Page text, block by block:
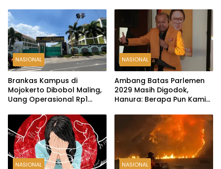
NASIONAL
Brankas Kampus di
Mojokerto Dibobol Maling,
Uang Operasional Rp1
NASIONAL
Ambang Batas Parlemen
2029 Masih Digodok,
Hanura: Berapa Pun Kami
NASIONAL NASIONAL